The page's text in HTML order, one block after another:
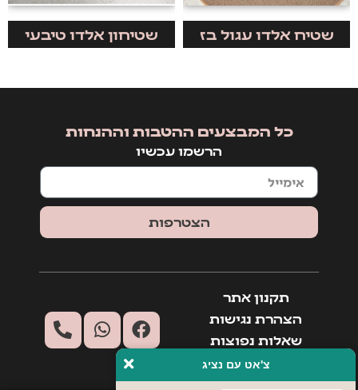
שטיח אלדו עגול בז שטיחון אלדו טיבעי
כל המבצעים ההטבות וההנחות
הרשמו עכשיו
הצטרפות
תקנון אתר
הצהרת נגישות
שאלות נפוצות
יצירת קשר
צ'אט עם נציג